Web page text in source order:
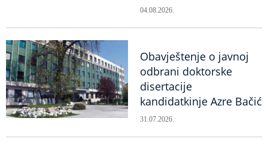
04.08.2026.
Obavještenje o javnoj
odbrani doktorske
disertacije
kandidatkinje Azre Bačić
31.07.2026.